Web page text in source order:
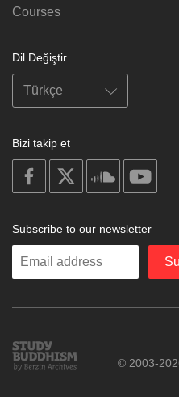
Courses
Dil Değiştir
Bizi takip et
on
facebook
soundcloud
Subscribe to our newsletter
Enter
Study
Buddhism
© 2003-